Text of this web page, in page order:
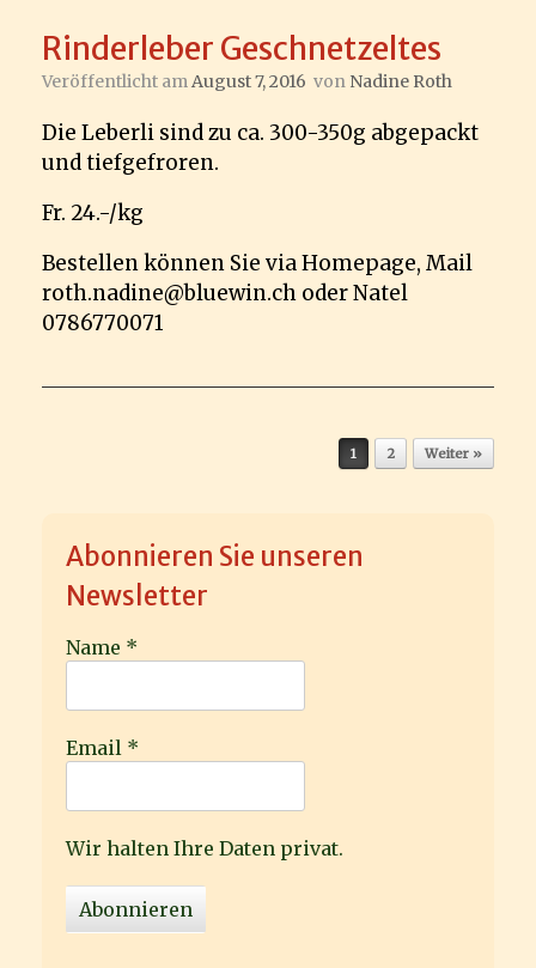
Rinderleber Geschnetzeltes
Veröffentlicht amAugust 7, 2016 von Nadine Roth
Die Leberli sind zu ca. 300-350g abgepackt
und tiefgefroren.
Fr. 24.-/kg
Bestellen können Sie via Homepage, Mail
roth.nadine@bluewin.ch oder Natel
0786770071
1 2 Weiter »
Abonnieren Sie unseren
Newsletter
Name *
Email *
Wir halten Ihre Daten privat.